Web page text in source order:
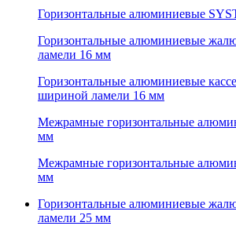
Горизонтальные алюминиевые
Горизонтальные алюминиевые
ламели 16 мм
Горизонтальные алюминиевые
шириной ламели 16 мм
Межрамные горизонтальные
мм
Межрамные горизонтальные
мм
Горизонтальные алюминиевые
ламели 25 мм